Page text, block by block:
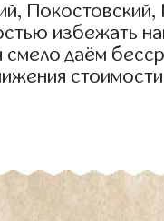
избежать
даём